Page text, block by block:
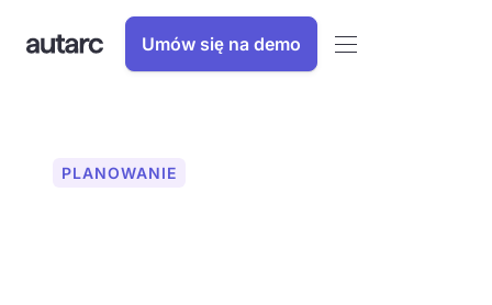
Umów się na demo
PLANOWANIE